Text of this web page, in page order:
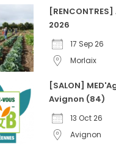
2026
17 Sep 26
Morlaix
[SALON]
Avignon (84)
13 Oct 26
Avignon